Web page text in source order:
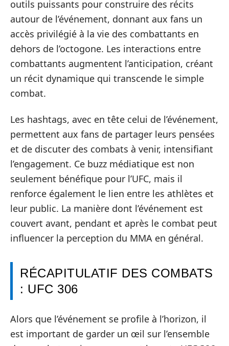
outils puissants pour construire des récits
autour de l’événement, donnant aux fans un
accès privilégié à la vie des combattants en
dehors de l’octogone. Les interactions entre
combattants augmentent l’anticipation, créant
un récit dynamique qui transcende le simple
combat.
Les hashtags, avec en tête celui de l’événement,
permettent aux fans de partager leurs pensées
et de discuter des combats à venir, intensifiant
l’engagement. Ce buzz médiatique est non
seulement bénéfique pour l’UFC, mais il
renforce également le lien entre les athlètes et
leur public. La manière dont l’événement est
couvert avant, pendant et après le combat peut
influencer la perception du MMA en général.
RÉCAPITULATIF DES COMBATS
: UFC 306
Alors que l’événement se profile à l’horizon, il
est important de garder un œil sur l’ensemble